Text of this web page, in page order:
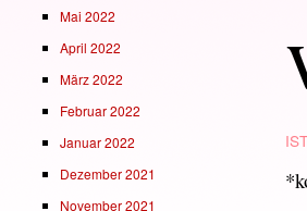
Mai 2022
April 2022
März 2022
Februar 2022
Januar 2022
Dezember 2021
November 2021